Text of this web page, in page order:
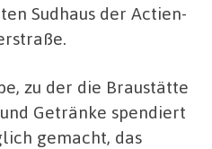
Sudhaus der Actien-
zu der die Braustätte
Getränke spendiert
gemacht, das